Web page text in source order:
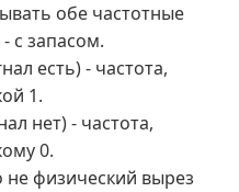
обе частотные
с запасом.
есть) - частота,
1.
нет) - частота,
0.
не физический вырез